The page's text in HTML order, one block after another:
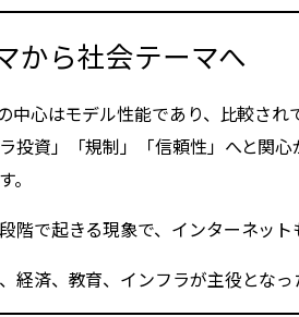
から社会テーマへ
中心はモデル性能であり、比較さ
投資」「規制」「信頼性」へと関
階で起きる現象で、インターネッ
経済、教育、インフラが主役とな